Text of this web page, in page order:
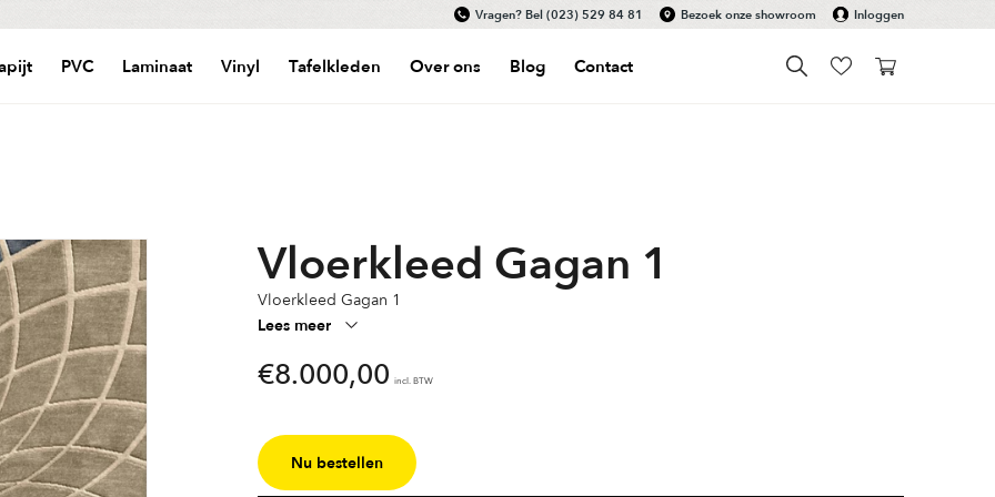
Vragen? Bel(023) 529 84 81 Bezoek onze showroom Inloggen
PVC Laminaat Vinyl Tafelkleden Over ons Blog Contact
Vloerkleed Gagan 1
Vloerkleed Gagan 1
Lees meer
€8.000,00 incl. BTW
Nu bestellen